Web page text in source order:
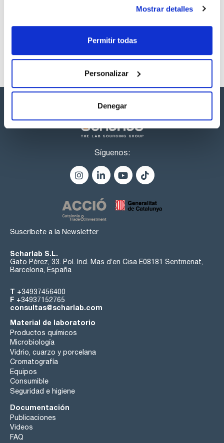
Mostrar detalles
Permitir todas
Personalizar
Denegar
productos marca Scharlau habitualmente en stock,
listos para una entrega inmediata.
Síguenos:
Suscríbete a la Newsletter
Scharlab S.L.
Gato Pérez, 33. Pol. Ind. Mas d’en Cisa E08181 Sentmenat,
Barcelona, España
T +34937456400
F +34937152765
consultas@scharlab.com
Material de laboratorio
Productos químicos
Microbiología
Vidrio, cuarzo y porcelana
Cromatografía
Equipos
Consumible
Seguridad e higiene
Documentación
Publicaciones
Videos
FAQ